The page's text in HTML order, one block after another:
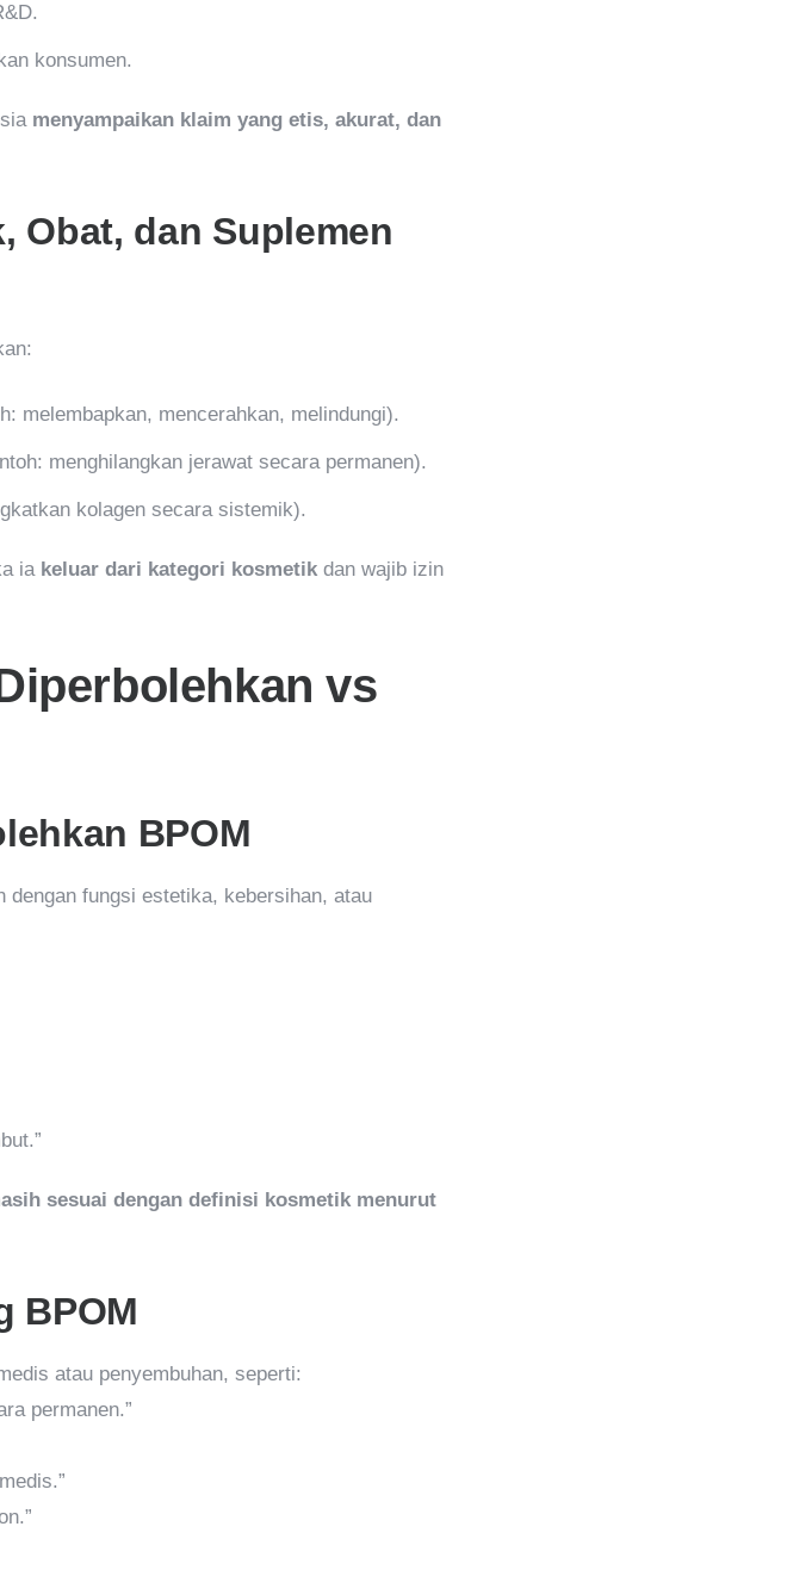
konsumen.
menyampaikan klaim yang etis, akurat, dan
Obat, dan Suplemen
melembapkan, mencerahkan, melindungi).
menghilangkan jerawat secara permanen).
kolagen secara sistemik).
ia keluar dari kategori kosmetik dan wajib izin
vs
BPOM
dengan fungsi estetika, kebersihan, atau
sesuai dengan definisi kosmetik menurut
BPOM
atau penyembuhan, seperti:
permanen.”